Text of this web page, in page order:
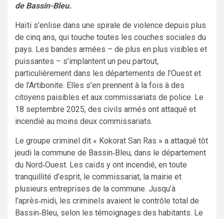
de Bassin-Bleu.
Haïti s’enlise dans une spirale de violence depuis plus
de cinq ans, qui touche toutes les couches sociales du
pays. Les bandes armées – de plus en plus visibles et
puissantes – s’implantent un peu partout,
particulièrement dans les départements de l’Ouest et
de l’Artibonite. Elles s’en prennent à la fois à des
citoyens paisibles et aux commissariats de police. Le
18 septembre 2025, des civils armés ont attaqué et
incendié au moins deux commissariats.
Le groupe criminel dit « Kokorat San Ras » a attaqué tôt
jeudi la commune de Bassin‑Bleu, dans le département
du Nord‑Ouest. Les caïds y ont incendié, en toute
tranquillité d’esprit, le commissariat, la mairie et
plusieurs entreprises de la commune. Jusqu’à
l’après‑midi, les criminels avaient le contrôle total de
Bassin‑Bleu, selon les témoignages des habitants. Le